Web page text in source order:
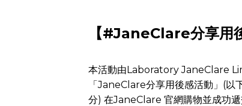
【#JaneClare分享用
本活動由Laboratory JaneClare
「JaneClare分享用後感活動」(
分) 在JaneClare 官網購物並成功